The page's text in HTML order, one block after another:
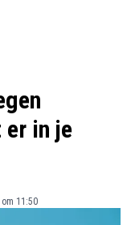
in je
11:50